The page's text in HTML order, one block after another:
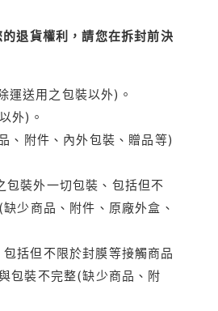
退貨權利，請您在拆封前決
運送用之包裝以外)。
外)。
、附件、內外包裝、贈品等)
裝外一切包裝、包括但不
少商品、附件、原廠外盒、
括但不限於封膜等接觸商品
包裝不完整(缺少商品、附